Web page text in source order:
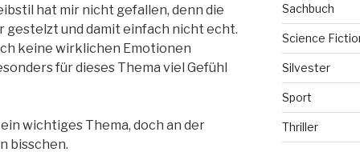
hat mir nicht gefallen, denn die
gestelzt und damit einfach nicht echt.
keine wirklichen Emotionen
für dieses Thema viel Gefühl
wichtiges Thema, doch an der
bisschen.
Sachbuch
Science
Silvester
Sport
Thriller